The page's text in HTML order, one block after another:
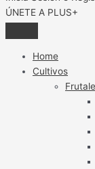
ÚNETE A PLUS+
Home
Cultivos